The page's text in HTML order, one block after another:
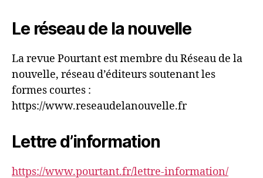
Le réseau de la nouvelle
La revue Pourtant est membre du Réseau de la
nouvelle, réseau d’éditeurs soutenant les
formes courtes :
https://www.reseaudelanouvelle.fr
Lettre d’information
https://www.pourtant.fr/lettre-information/